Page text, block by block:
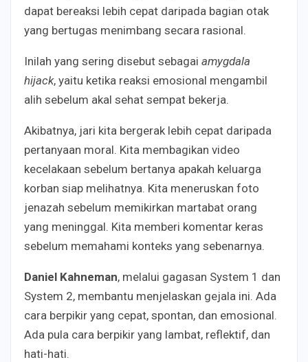
dapat bereaksi lebih cepat daripada bagian otak
yang bertugas menimbang secara rasional.
Inilah yang sering disebut sebagai amygdala
hijack, yaitu ketika reaksi emosional mengambil
alih sebelum akal sehat sempat bekerja.
Akibatnya, jari kita bergerak lebih cepat daripada
pertanyaan moral. Kita membagikan video
kecelakaan sebelum bertanya apakah keluarga
korban siap melihatnya. Kita meneruskan foto
jenazah sebelum memikirkan martabat orang
yang meninggal. Kita memberi komentar keras
sebelum memahami konteks yang sebenarnya.
Daniel Kahneman, melalui gagasan System 1 dan
System 2, membantu menjelaskan gejala ini. Ada
cara berpikir yang cepat, spontan, dan emosional.
Ada pula cara berpikir yang lambat, reflektif, dan
hati-hati.